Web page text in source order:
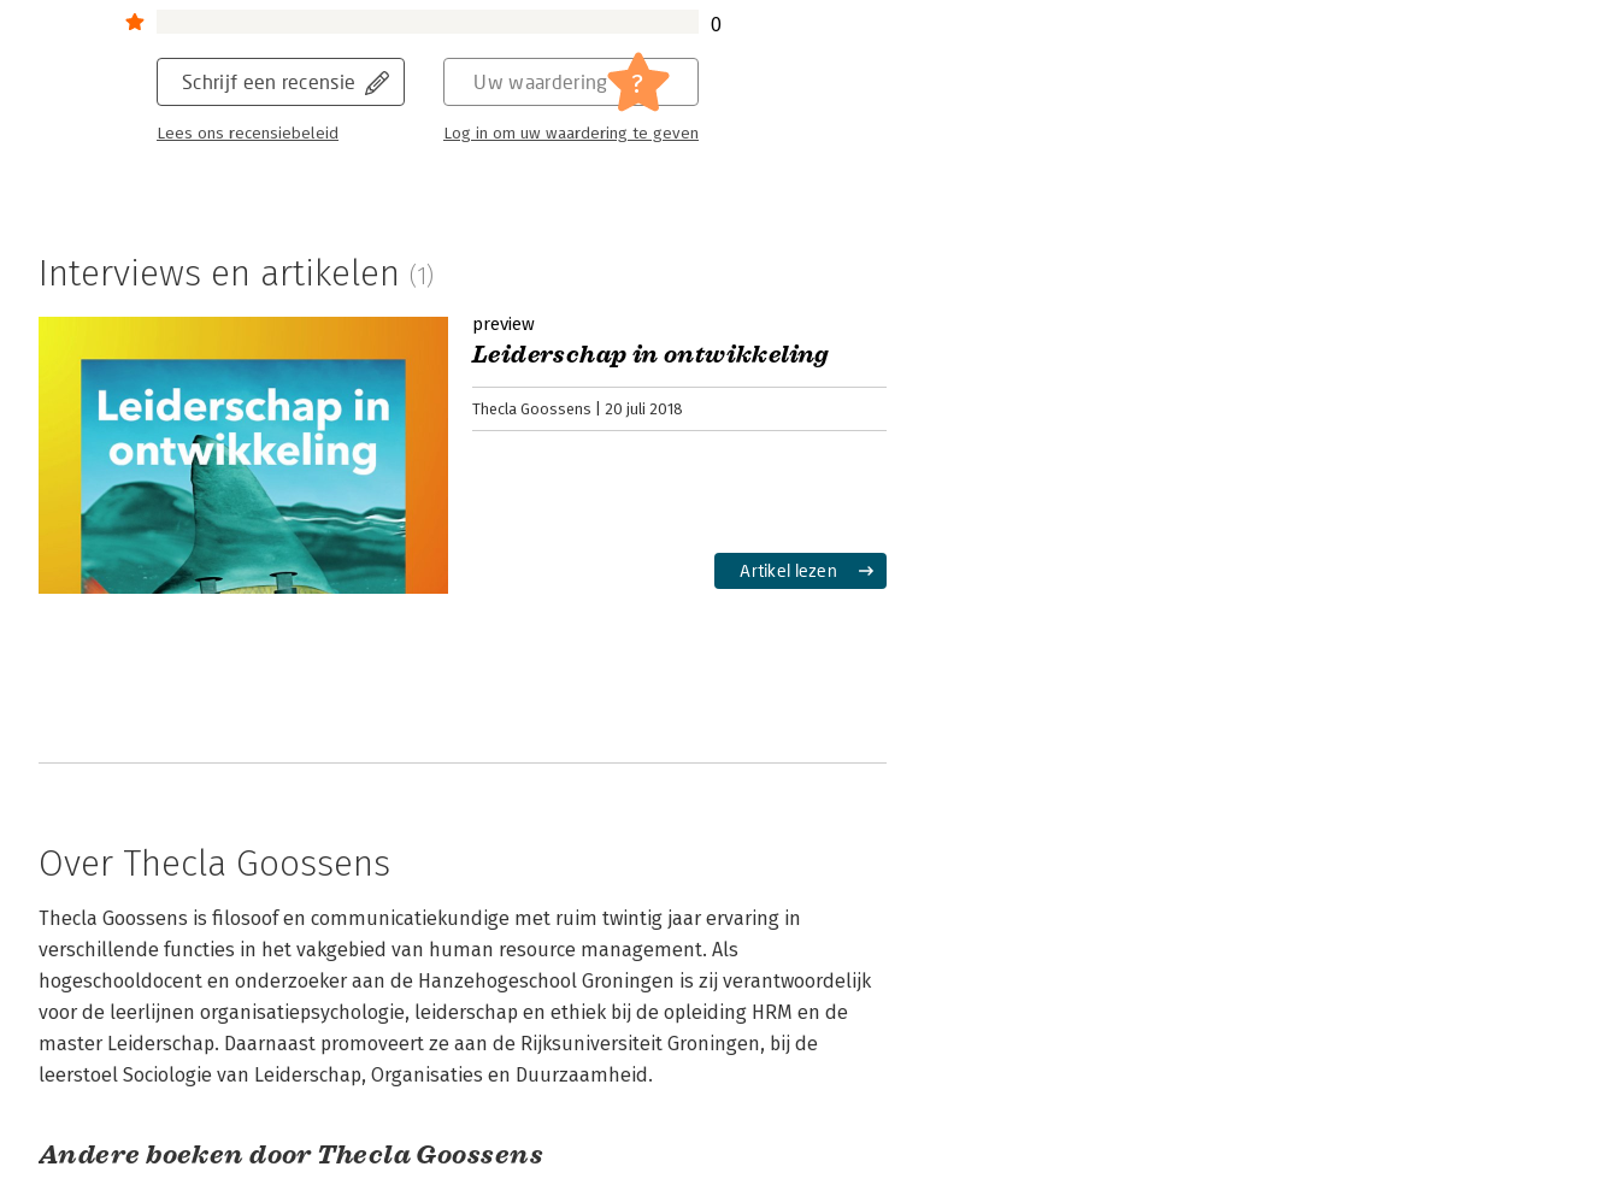
0
Schrijf een recensie
Lees ons recensiebeleid
Uw waardering ?
Log in om uw waardering te geven
Interviews en artikelen (1)
preview
Leiderschap in ontwikkeling
Thecla Goossens 20 juli 2018
Artikel lezen
Over Thecla Goossens
Thecla Goossens is filosoof en communicatiekundige met ruim twintig jaar ervaring in
verschillende functies in het vakgebied van human resource management. Als
hogeschooldocent en onderzoeker aan de Hanzehogeschool Groningen is zij verantwoordelijk
voor de leerlijnen organisatiepsychologie, leiderschap en ethiek bij de opleiding HRM en de
master Leiderschap. Daarnaast promoveert ze aan de Rijksuniversiteit Groningen, bij de
leerstoel Sociologie van Leiderschap, Organisaties en Duurzaamheid.
Andere boeken door Thecla Goossens